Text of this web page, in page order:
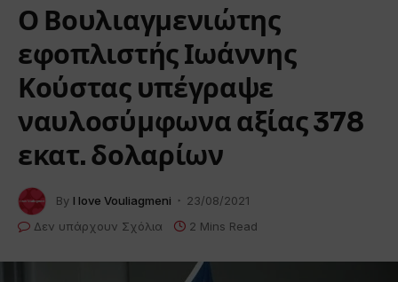
Ο Βουλιαγμενιώτης
εφοπλιστής Ιωάννης
Κούστας υπέγραψε
ναυλοσύμφωνα αξίας 378
εκατ. δολαρίων
By I love Vouliagmeni
23/08/2021
Δεν υπάρχουν Σχόλια
2 Mins Read